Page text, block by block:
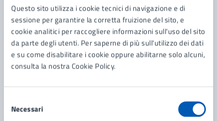
Questo sito utilizza i cookie tecnici di navigazione e di
sessione per garantire la corretta fruizione del sito, e
cookie analitici per raccogliere informazioni sull'uso del sito
da parte degli utenti. Per saperne di più sull'utilizzo dei dati
e su come disabilitare i cookie oppure abilitarne solo alcuni,
consulta la nostra Cookie Policy.
delNecessari
Contatta il comune
Leggi le domande frequenti
Richiedi assistenza
Problemi in città